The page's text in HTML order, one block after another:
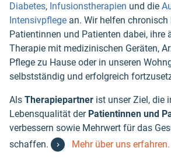
Diabetes, Infusionstherapien und die
Intensivpflege an. Wir helfen chronisch
Patientinnen und Patienten dabei, ihre
Therapie mit medizinischen Geräten,
Pflege zu Hause oder in unseren
selbstständig und erfolgreich
Als Therapiepartner ist unser Ziel, die
Lebensqualität der Patientinnen und
verbessern sowie Mehrwert für das
schaffen.
Mehr über uns erfahren.